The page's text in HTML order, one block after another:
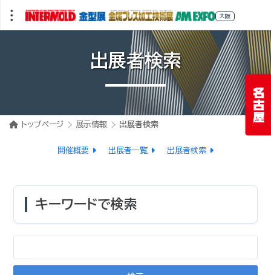
出展者検索
トップページ 展示情報 出展者検索
開催概要 出展者一覧 出展者検索
キーワードで検索